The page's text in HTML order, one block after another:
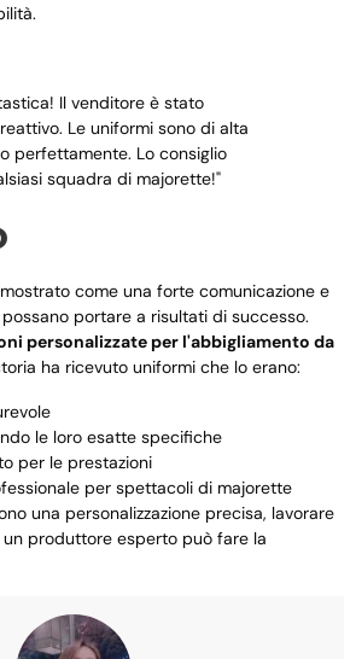
Il venditore è stato
Le uniformi sono di alta
perfettamente. Lo consiglio
squadra di majorette!"
come una forte comunicazione e
portare a risultati di successo.
personalizzate per l'abbigliamento da
ha ricevuto uniformi che lo erano:
le loro esatte specifiche
per le prestazioni
per spettacoli di majorette
una personalizzazione precisa, lavorare
produttore esperto può fare la